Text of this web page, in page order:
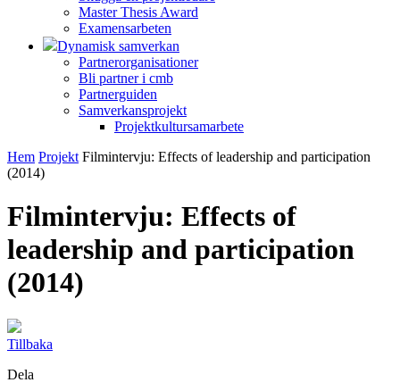
Master Thesis Award
Examensarbeten
Dynamisk samverkan
Partnerorganisationer
Bli partner i cmb
Partnerguiden
Samverkansprojekt
Projektkultursamarbete
Hem Projekt Filmintervju: Effects of leadership and participation
(2014)
Filmintervju: Effects of
leadership and participation
(2014)
Tillbaka
Dela